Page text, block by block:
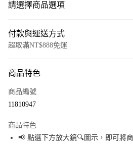
請選擇商品選項
付款與運送方式
超取滿NT$888免運
信用卡一次付款
Apple Pay
商品特色
商品編號
11810947
商品特色
📢 點選下方放大鏡🔍圖示，即可將